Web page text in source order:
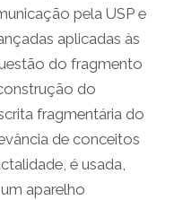
pela USP e
aplicadas às
do fragmento
do
fragmentária do
de conceitos
é usada,
aparelho